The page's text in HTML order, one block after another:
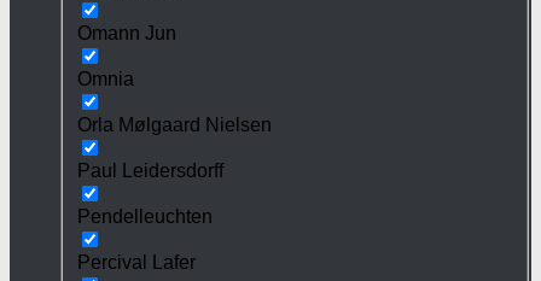
Omann Jun
Omnia
Orla Mølgaard Nielsen
Paul Leidersdorff
Pendelleuchten
Percival Lafer